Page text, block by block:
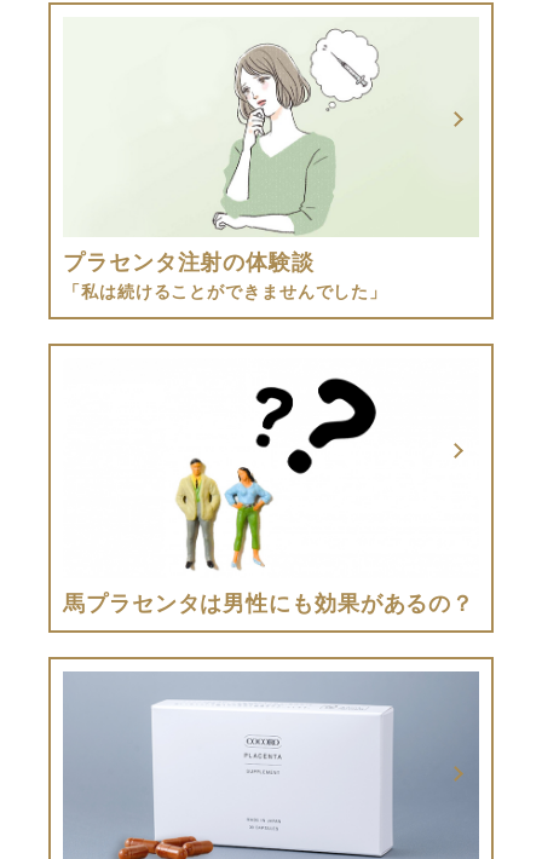
プラセンタ注射の体験談
「私は続けることができませんでした」
馬プラセンタは男性にも効果があるの？